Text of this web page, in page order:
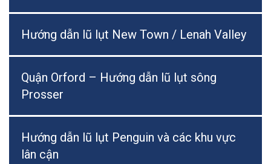
Hướng dẫn lũ lụt New Town / Lenah Valley
Quận Orford – Hướng dẫn lũ lụt sông
Prosser
Hướng dẫn lũ lụt Penguin và các khu vực
lân cận